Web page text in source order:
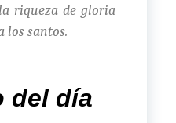
riqueza de gloria
los santos.
del día